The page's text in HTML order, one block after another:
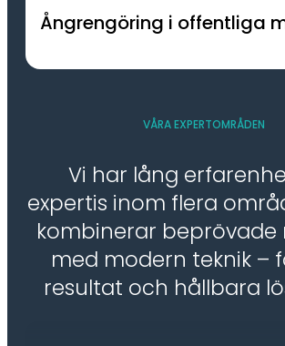
Ångrengöring i offentliga
VÅRA EXPERTOMRÅDEN
Vi har lång
expertis inom flera
kombinerar beprövade
med modern teknik –
resultat och hållbara